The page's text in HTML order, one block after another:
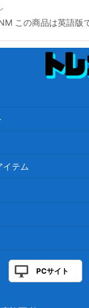
この商品は英語版
イテム
PCサイト